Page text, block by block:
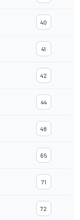
40
41
42
44
48
65
71
72